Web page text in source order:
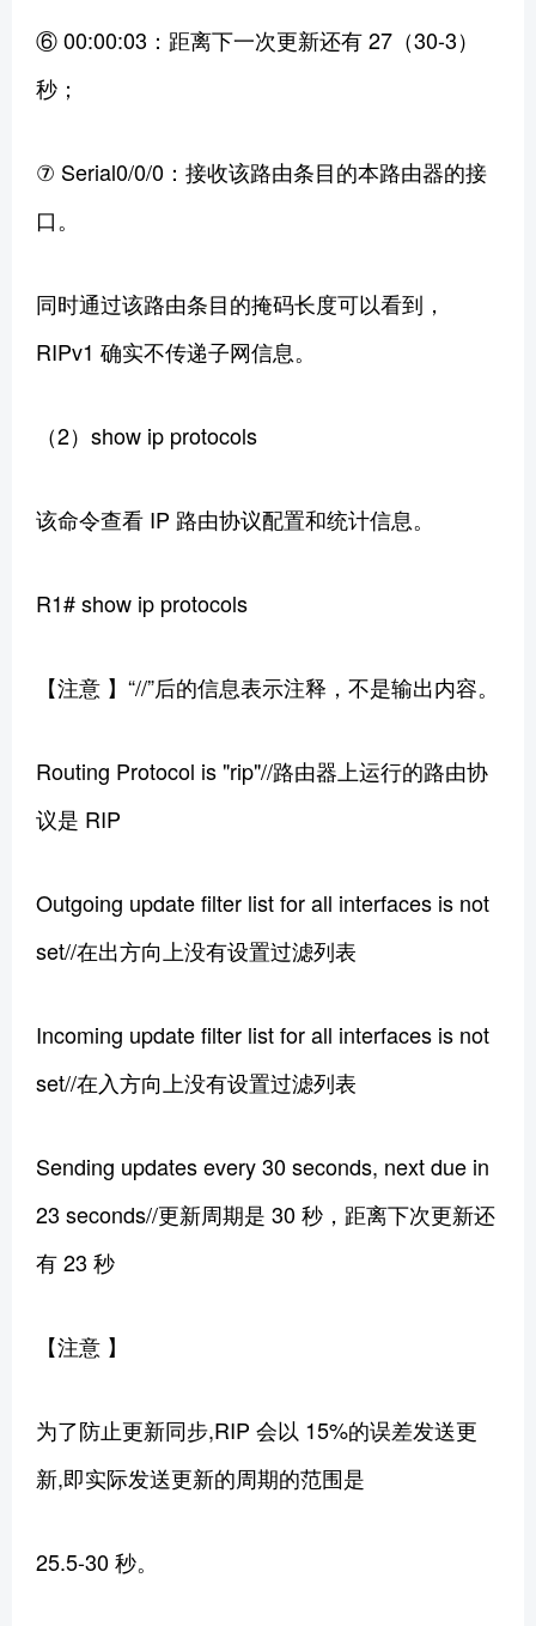
⑥ 00:00:03：距离下一次更新还有 27（30-3）
秒；
⑦ Serial0/0/0：接收该路由条目的本路由器的接
口。
同时通过该路由条目的掩码长度可以看到，
RIPv1 确实不传递子网信息。
（2）show ip protocols
该命令查看 IP 路由协议配置和统计信息。
R1# show ip protocols
【注意 】“//”后的信息表示注释，不是输出内容。
Routing Protocol is "rip"//路由器上运行的路由协
议是 RIP
Outgoing update filter list for all interfaces is not
set//在出方向上没有设置过滤列表
Incoming update filter list for all interfaces is not
set//在入方向上没有设置过滤列表
Sending updates every 30 seconds, next due in
23 seconds//更新周期是 30 秒，距离下次更新还
有 23 秒
【注意 】
为了防止更新同步,RIP 会以 15%的误差发送更
新,即实际发送更新的周期的范围是
25.5-30 秒。